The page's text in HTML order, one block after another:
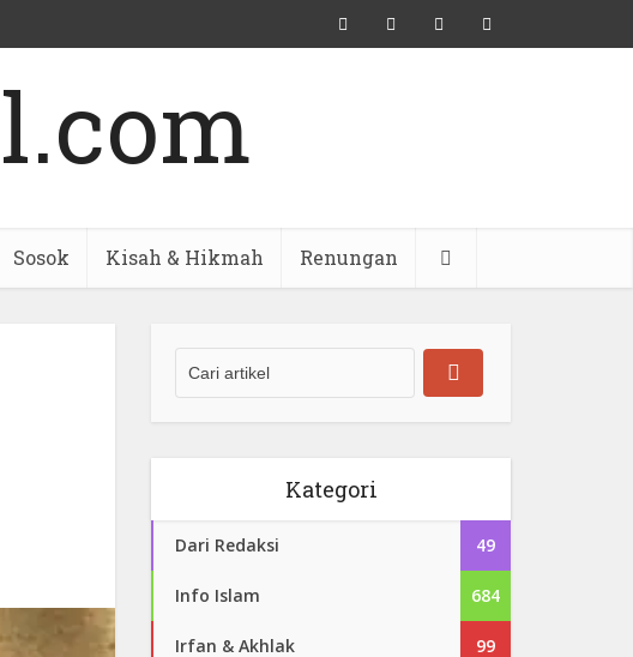
Sosok Kisah & Hikmah Renungan
Kategori
Dari Redaksi 49
Info Islam 684
Irfan & Akhlak 99